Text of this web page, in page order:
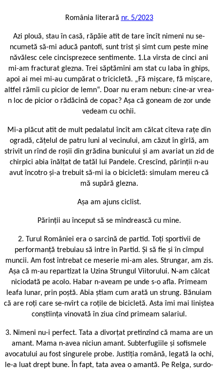
România literară nr. 5/2023
Azi plouă, stau în casă, răpăie atît de tare încît nimeni nu se-
ncumetă să-mi aducă pantofi, sunt trist și simt cum peste mine
năvălesc cele cincisprezece sentimente. 1.La vîrsta de cinci ani
mi-am fracturat glezna. Trei săptămîni am stat cu laba în ghips,
apoi ai mei mi-au cumpărat o tricicletă. „Fă mișcare, fă mișcare,
altfel rămîi cu picior de lemn“. Doar nu eram nebun: cine-ar vrea-
n loc de picior o rădăcină de copac? Așa că goneam de zor unde
vedeam cu ochii.
Mi-a plăcut atît de mult pedalatul încît am călcat cîteva rațe din
ogradă, cățelul de patru luni al vecinului, am căzut în gîrlă, am
strivit un rînd de roșii din grădina bunicului și am avariat un zid de
chirpici abia înălțat de tatăl lui Pandele. Crescînd, părinții n-au
avut încotro și-a trebuit să-mi ia o bicicletă: simulam mereu că
mă supără glezna.
Așa am ajuns ciclist.
Părinții au început să se mîndrească cu mine.
2. Turul României era o sarcină de partid. Toți sportivii de
performanță trebuiau să intre în Partid. Și să fie și în cîmpul
muncii. Am fost întrebat ce meserie mi-am ales. Strungar, am zis.
Așa că m-au repartizat la Uzina Strungul Viitorului. N-am călcat
niciodată pe acolo. Habar n-aveam pe unde s-o afla. Primeam
leafa lunar, prin poștă. Abia știam cum arată un strung. Bănuiam
că are roți care se-nvîrt ca roțile de bicicletă. Asta îmi mai liniștea
conștiința vinovată în ziua cînd primeam salariul.
3. Nimeni nu-i perfect. Tata a divorțat pretinzînd că mama are un
amant. Mama n-avea niciun amant. Subterfugiile și sofismele
avocatului au fost singurele probe. Justiția română, legată la ochi,
le-a luat drept bune. În fapt, tata avea o amantă. Pe Relga, surdo-